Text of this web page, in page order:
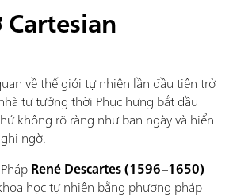
về thế giới tự nhiên lần đầu tiên trở
tư tưởng thời Phục hưng bắt đầu
không rõ ràng như ban ngày và hiển
ngờ.
René Descartes (1596–1650)
học tự nhiên bằng phương pháp